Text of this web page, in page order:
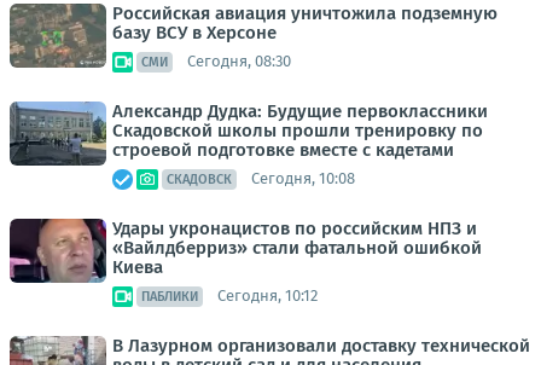
Российская авиация уничтожила подземную
базу ВСУ в Херсоне
СМИ Сегодня, 08:30
Александр Дудка: Будущие первоклассники
Скадовской школы прошли тренировку по
строевой подготовке вместе с кадетами
СКАДОВСК Сегодня, 10:08
Удары укронацистов по российским НПЗ и
«Вайлдберриз» стали фатальной ошибкой
Киева
ПАБЛИКИ Сегодня, 10:12
В Лазурном организовали доставку технической